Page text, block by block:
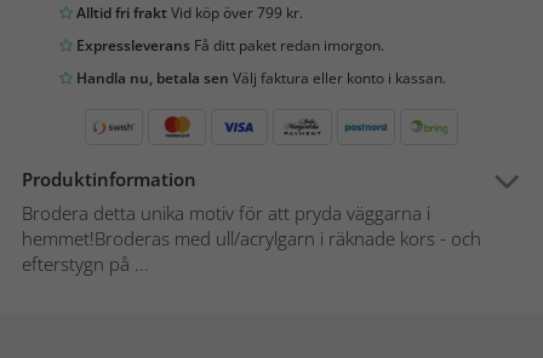
Alltid fri fraktVid köp över 799 kr.
Expressleverans Få ditt paket redan imorgon.
Handla nu, betala sen Välj faktura eller konto i kassan.
Produktinformation
Brodera detta unika motiv för att pryda väggarna i
hemmet!Broderas med ull/acrylgarn i räknade kors - och
efterstygn på ...